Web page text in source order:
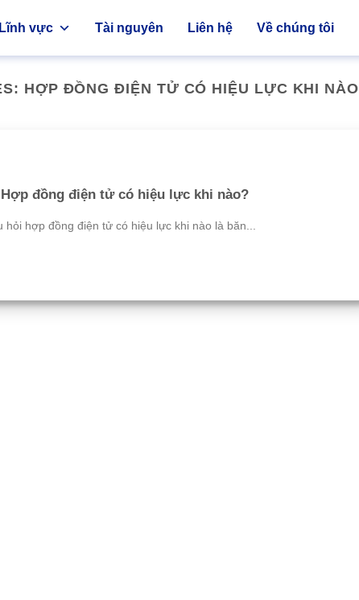
Lĩnh vực Tài nguyên Liên hệ Về chúng tôi
HỢP ĐỒNG ĐIỆN TỬ CÓ HIỆU LỰC KHI NÀO
đồng điện tử có hiệu lực khi nào?
hỏi hợp đồng điện tử có hiệu lực khi nào là băn...